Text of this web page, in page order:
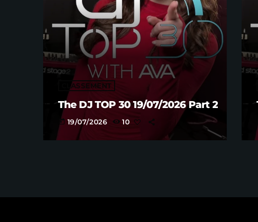
CLASSEMENT
The DJ TOP 30 19/07/2026 Part 2
today 19/07/2026 10